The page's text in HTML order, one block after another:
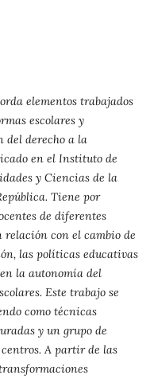
elementos trabajados
escolares y
del derecho a la
en el Instituto de
y Ciencias de la
Tiene por
de diferentes
con el cambio de
las políticas educativas
la autonomía del
Este trabajo se
como técnicas
y un grupo de
A partir de las